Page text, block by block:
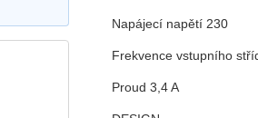
Napájecí napětí 230
Frekvence vstupního
Proud 3,4 A